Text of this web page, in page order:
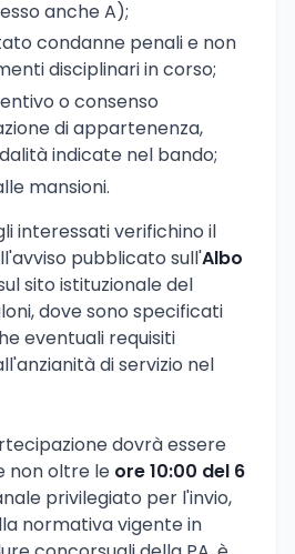
anche A);
condanne penali e non
disciplinari in corso;
o consenso
di appartenenza,
indicate nel bando;
mansioni.
interessati verifichino il
pubblicato sull'Albo
sito istituzionale del
dove sono specificati
eventuali requisiti
di servizio nel
dovrà essere
non oltre le ore 10:00 del 6
privilegiato per l'invio,
normativa vigente in